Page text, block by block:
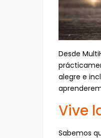
Desde
alegre e
Vive
Sabemos